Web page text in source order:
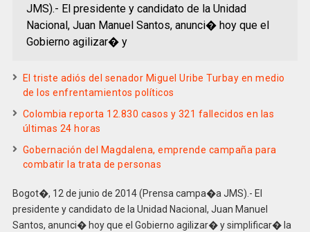
JMS).- El presidente y candidato de la Unidad
Nacional, Juan Manuel Santos, anunci� hoy que el
Gobierno agilizar� y
El triste adiós del senador Miguel Uribe Turbay en medio
de los enfrentamientos políticos
Colombia reporta 12.830 casos y 321 fallecidos en las
últimas 24 horas
Gobernación del Magdalena, emprende campaña para
combatir la trata de personas
Bogot�, 12 de junio de 2014 (Prensa campa�a JMS).- El
presidente y candidato de la Unidad Nacional, Juan Manuel
Santos, anunci� hoy que el Gobierno agilizar� y simplificar� la